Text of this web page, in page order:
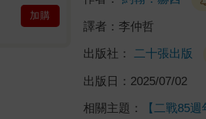
加購
譯者： 李仲哲
出版社： 二十張出版
出版日： 2025/07/02
相關主題： 【二戰85